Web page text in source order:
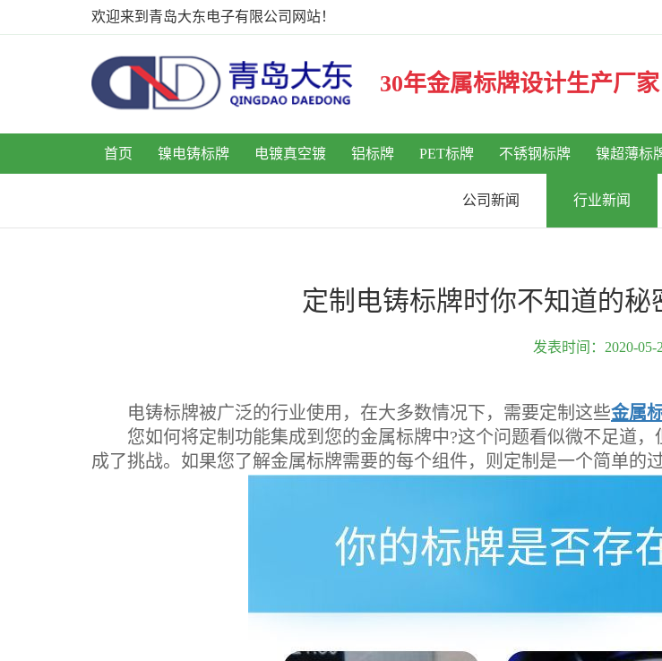
欢迎来到青岛大东电子有限公司网站！
30年金属标牌设计生产厂家
首页 镍电铸标牌 电镀真空镀 铝标牌 PET标牌 不锈钢标牌 镍超薄标
公司新闻 行业新闻
定制电铸标牌时你不知道的
发表时间：2020-05-
电铸标牌被广泛的行业使用，在大多数情况下，需要定制这些金属
您如何将定制功能集成到您的金属标牌中?这个问题看似微不足道，
成了挑战。如果您了解金属标牌需要的每个组件，则定制是一个简单的